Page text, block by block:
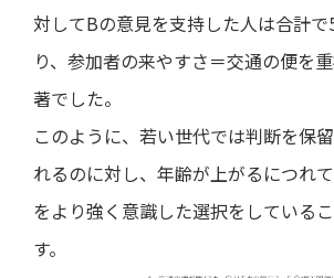
対してBの意見を支持した人は合計
り、参加者の来やすさ＝交通の便を
著でした。
このように、若い世代では判断を保
れるのに対し、年齢が上がるにつれ
をより強く意識した選択をしている
す。